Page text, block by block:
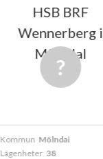
HSB BRF
Wennerberg i
Mölndal
Kommun Mölndal
Lägenheter 38